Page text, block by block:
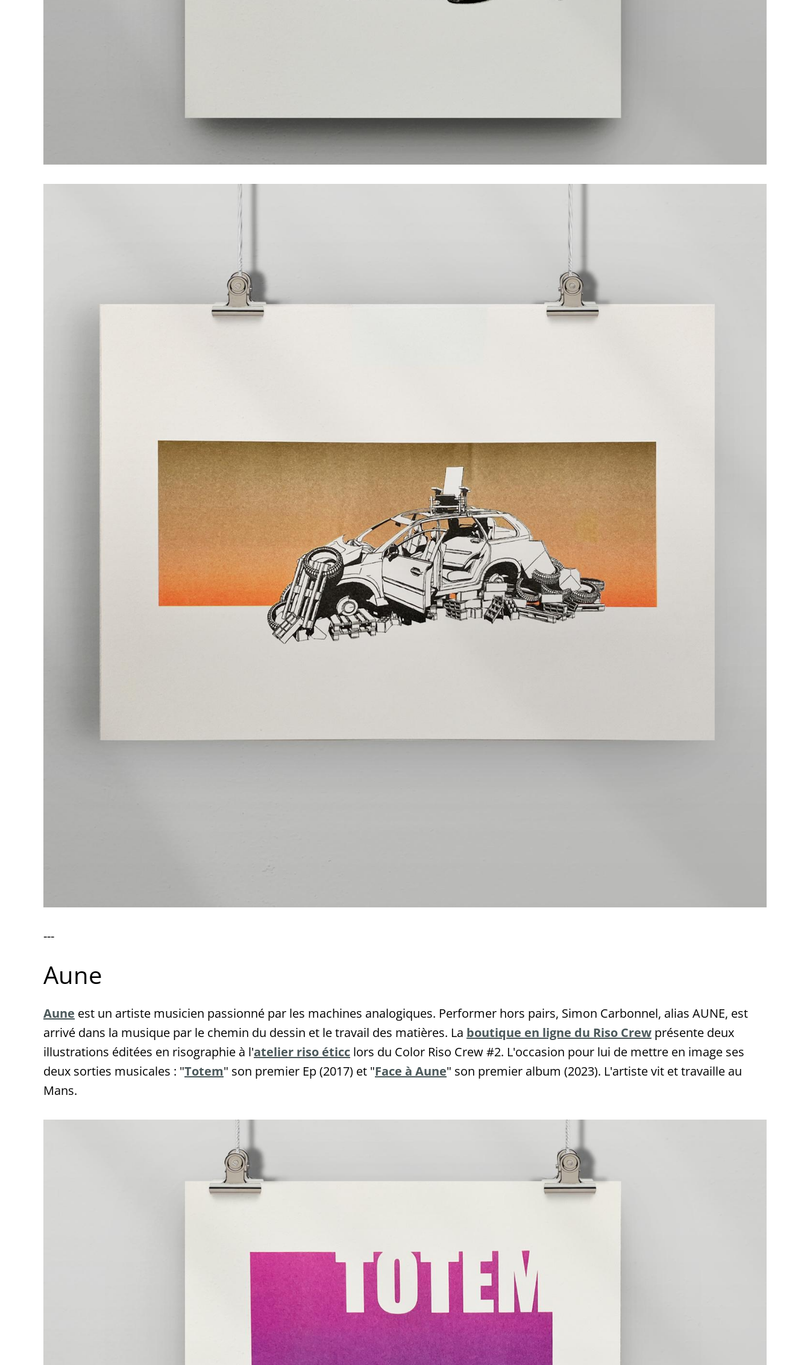
---
Aune
Aune est un artiste musicien passionné par les machines analogiques. Performer hors pairs, Simon Carbonnel, alias AUNE, est
arrivé dans la musique par le chemin du dessin et le travail des matières. La boutique en ligne du Riso Crew présente deux
illustrations éditées en risographie à l'atelier riso éticc lors du Color Riso Crew #2. L'occasion pour lui de mettre en image ses
deux sorties musicales : "Totem" son premier Ep (2017) et "Face à Aune" son premier album (2023). L'artiste vit et travaille au
Mans.